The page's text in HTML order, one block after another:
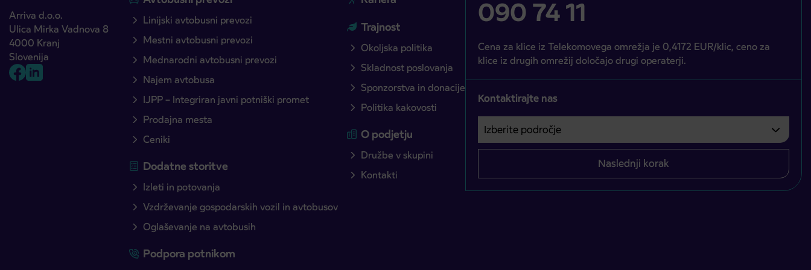
Arriva d.o.o.
Ulica Mirka Vadnova 8
4000 Kranj
Slovenija
Linijski avtobusni prevozi
Mestni avtobusni prevozi
Mednarodni avtobusni prevozi
Najem avtobusa
IJPP – Integriran javni potniški promet
Prodajna mesta
Ceniki
Dodatne storitve
Izleti in potovanja
Vzdrževanje gospodarskih vozil in avtobusov
Oglaševanje na avtobusih
Podpora potnikom
Trajnost
Okoljska politika
Skladnost poslovanja
Sponzorstva in donacije
Politika kakovosti
O podjetju
Družbe v skupini
Kontakti
090 74 11
Cena za klice iz Telekomovega omrežja je 0,4172 EUR/klic, ceno za
klice iz drugih omrežij določajo drugi operaterji.
Kontaktirajte nas
Izberite področje
Področje je obvezno izbrati.
Naslednji korak